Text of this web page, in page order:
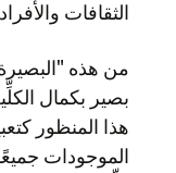
الثقافات
هذا المنظور
الموجودات